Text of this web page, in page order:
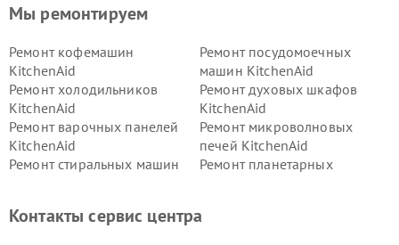
Мы ремонтируем
Ремонт кофемашин
KitchenAid
Ремонт посудомоечных
машин KitchenAid
Ремонт холодильников
KitchenAid
Ремонт духовых шкафов
KitchenAid
Ремонт варочных панелей
KitchenAid
Ремонт микроволновых
печей KitchenAid
Ремонт стиральных машин
Ремонт планетарных
Контакты сервис центра